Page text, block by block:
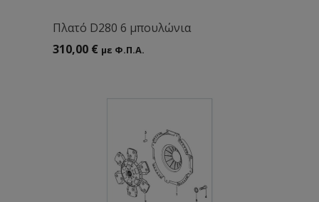
Πλατό D280 6 μπουλώνια
310,00 € με Φ.Π.Α.